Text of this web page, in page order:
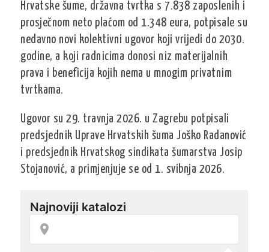
Hrvatske šume, državna tvrtka s 7.838 zaposlenih i
prosječnom neto plaćom od 1.348 eura, potpisale su
nedavno novi kolektivni ugovor koji vrijedi do 2030.
godine, a koji radnicima donosi niz materijalnih
prava i beneficija kojih nema u mnogim privatnim
tvrtkama.
Ugovor su 29. travnja 2026. u Zagrebu potpisali
predsjednik Uprave Hrvatskih šuma Joško Radanović
i predsjednik Hrvatskog sindikata šumarstva Josip
Stojanović, a primjenjuje se od 1. svibnja 2026.